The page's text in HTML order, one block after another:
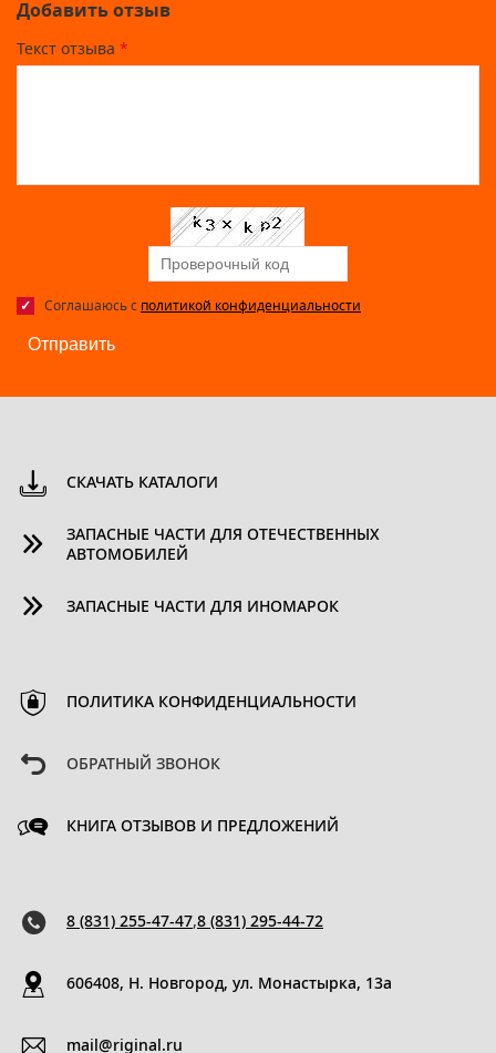
Добавить отзыв
Текст отзыва *
Соглашаюсь с политикой конфиденциальности
Отправить
СКАЧАТЬ КАТАЛОГИ
ЗАПАСНЫЕ ЧАСТИ ДЛЯ ОТЕЧЕСТВЕННЫХ
АВТОМОБИЛЕЙ
ЗАПАСНЫЕ ЧАСТИ ДЛЯ ИНОМАРОК
ПОЛИТИКА КОНФИДЕНЦИАЛЬНОСТИ
ОБРАТНЫЙ ЗВОНОК
КНИГА ОТЗЫВОВ И ПРЕДЛОЖЕНИЙ
8 (831) 255-47-47,8 (831) 295-44-72
606408, Н. Новгород, ул. Монастырка, 13a
mail@riginal.ru